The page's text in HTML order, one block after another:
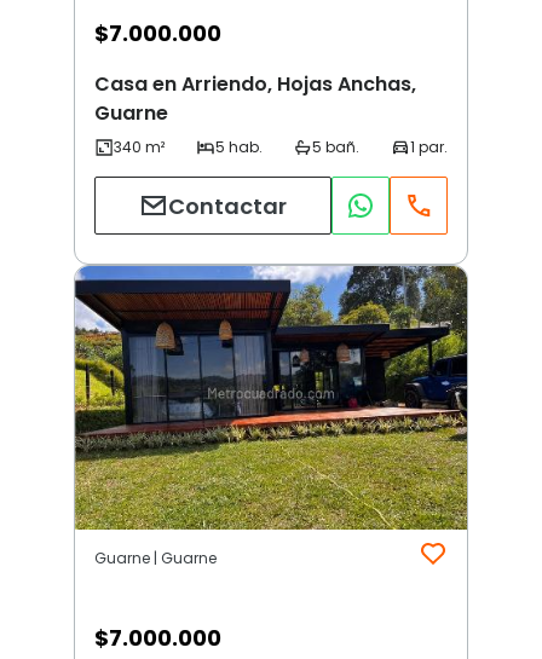
$7.000.000
Casa en Arriendo, Hojas Anchas,
Guarne
Contactar
Guarne | Guarne
$7.000.000